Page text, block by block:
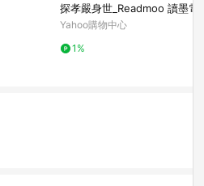
探孝嚴身世_Readmoo 讀墨電子
書
Yahoo購物中心
1%